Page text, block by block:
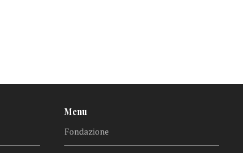
Menu
Fondazione